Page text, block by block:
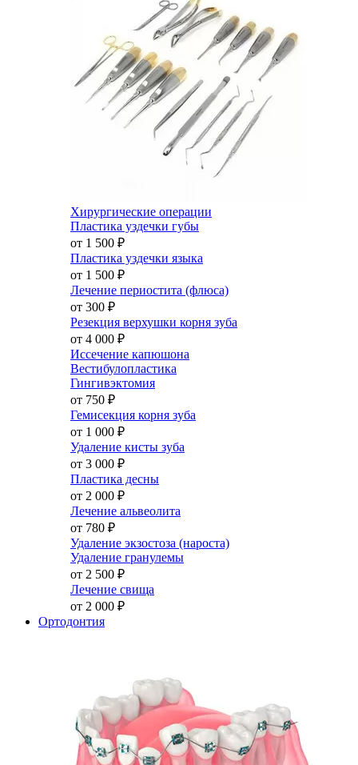
Хирургические операции
Пластика уздечки губы
от 1 500 ₽
Пластика уздечки языка
от 1 500 ₽
Лечение периостита (флюса)
от 300 ₽
Резекция верхушки корня зуба
от 4 000 ₽
Иссечение капюшона
Вестибулопластика
Гингивэктомия
от 750 ₽
Гемисекция корня зуба
от 1 000 ₽
Удаление кисты зуба
от 3 000 ₽
Пластика десны
от 2 000 ₽
Лечение альвеолита
от 780 ₽
Удаление экзостоза (нароста)
Удаление гранулемы
от 2 500 ₽
Лечение свища
от 2 000 ₽
Ортодонтия